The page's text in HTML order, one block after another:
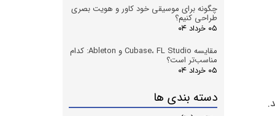
چگونه برای موسیقی خود کاور و هویت بصری
طراحی کنیم؟
۰۵ خرداد ۰۴
مقایسه Cubase، FL Studio و Ableton: کدام
مناسب‌تر است؟
۰۵ خرداد ۰۴
دسته بندی ها